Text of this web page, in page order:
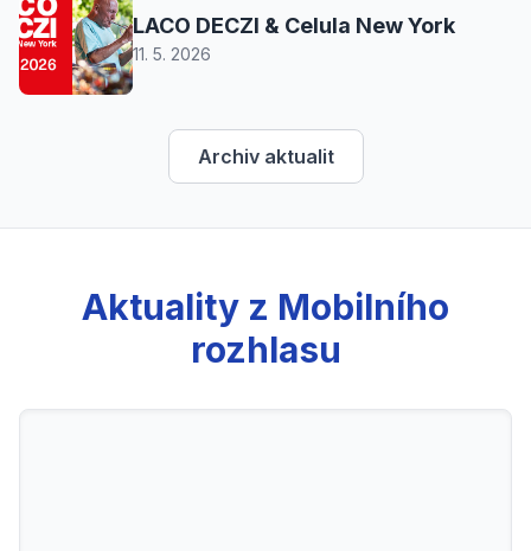
LACO DECZI & Celula New York
11. 5. 2026
Archiv aktualit
Aktuality z Mobilního
rozhlasu